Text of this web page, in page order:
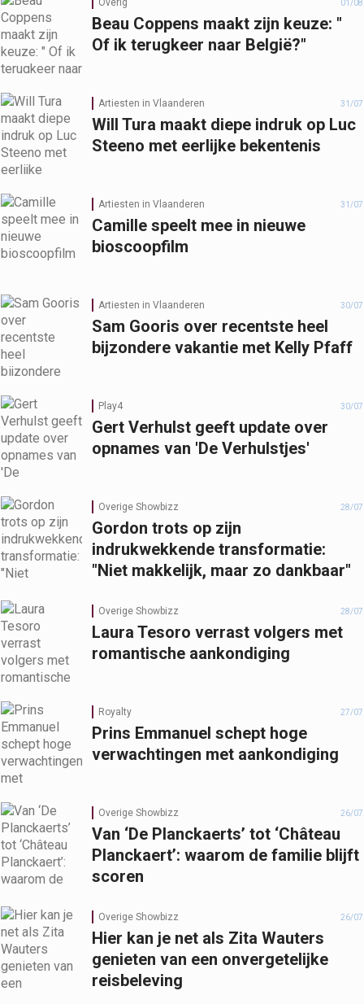
01/08
Beau Coppens maakt zijn keuze: "
Of ik terugkeer naar België?"
Artiesten in Vlaanderen 31/07
Will Tura maakt diepe indruk op Luc
Steeno met eerlijke bekentenis
Artiesten in Vlaanderen 31/07
Camille speelt mee in nieuwe
bioscoopfilm
Artiesten in Vlaanderen 30/07
Sam Gooris over recentste heel
bijzondere vakantie met Kelly Pfaff
Play4 30/07
Gert Verhulst geeft update over
opnames van 'De Verhulstjes'
Overige Showbizz 28/07
Gordon trots op zijn
indrukwekkende transformatie:
"Niet makkelijk, maar zo dankbaar"
Overige Showbizz 28/07
Laura Tesoro verrast volgers met
romantische aankondiging
Royalty 27/07
Prins Emmanuel schept hoge
verwachtingen met aankondiging
Overige Showbizz 26/07
Van ‘De Planckaerts’ tot ‘Château
Planckaert’: waarom de familie blijft
scoren
Overige Showbizz 26/07
Hier kan je net als Zita Wauters
genieten van een onvergetelijke
reisbeleving